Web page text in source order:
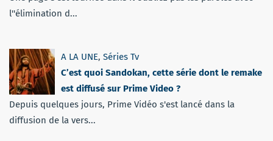
l''élimination d...
A LA UNE, Séries Tv
C’est quoi Sandokan, cette série dont le remake
est diffusé sur Prime Video ?
Depuis quelques jours, Prime Vidéo s'est lancé dans la
diffusion de la vers...